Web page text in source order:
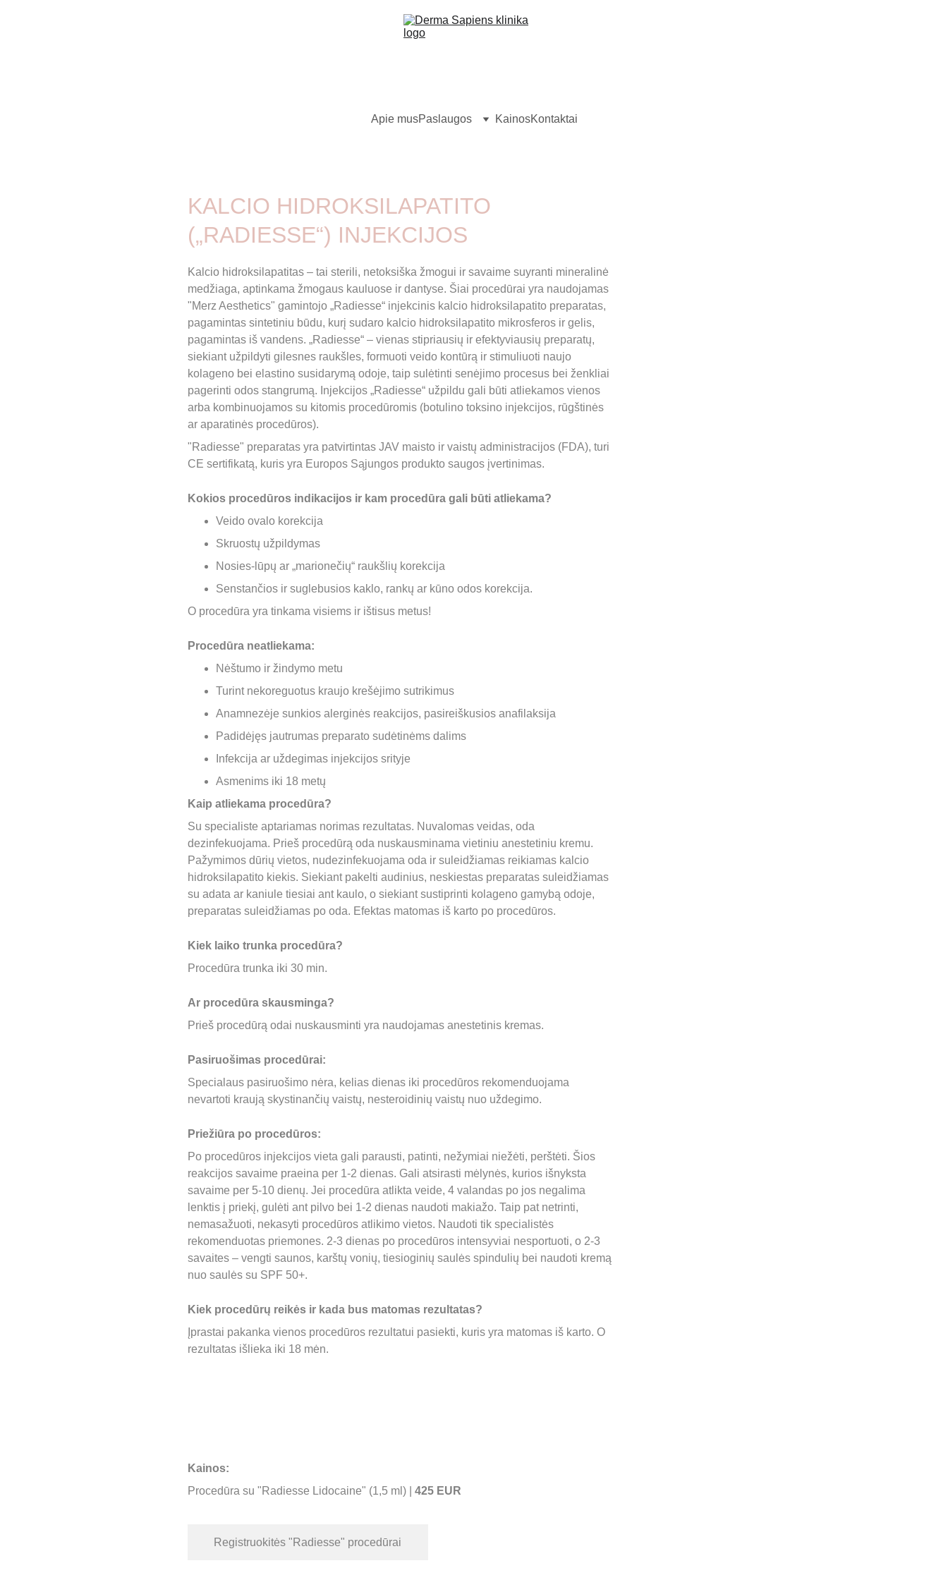
Apie musPaslaugos KainosKontaktai
KALCIO HIDROKSILAPATITO
(„RADIESSE“) INJEKCIJOS
Kalcio hidroksilapatitas – tai sterili, netoksiška žmogui ir savaime suyranti mineralinė
medžiaga, aptinkama žmogaus kauluose ir dantyse. Šiai procedūrai yra naudojamas
"Merz Aesthetics" gamintojo „Radiesse“ injekcinis kalcio hidroksilapatito preparatas,
pagamintas sintetiniu būdu, kurį sudaro kalcio hidroksilapatito mikrosferos ir gelis,
pagamintas iš vandens. „Radiesse“ – vienas stipriausių ir efektyviausių preparatų,
siekiant užpildyti gilesnes raukšles, formuoti veido kontūrą ir stimuliuoti naujo
kolageno bei elastino susidarymą odoje, taip sulėtinti senėjimo procesus bei ženkliai
pagerinti odos stangrumą. Injekcijos „Radiesse“ užpildu gali būti atliekamos vienos
arba kombinuojamos su kitomis procedūromis (botulino toksino injekcijos, rūgštinės
ar aparatinės procedūros).
"Radiesse" preparatas yra patvirtintas JAV maisto ir vaistų administracijos (FDA), turi
CE sertifikatą, kuris yra Europos Sąjungos produkto saugos įvertinimas.
Kokios procedūros indikacijos ir kam procedūra gali būti atliekama?
Veido ovalo korekcija
Skruostų užpildymas
Nosies-lūpų ar „marionečių“ raukšlių korekcija
Senstančios ir suglebusios kaklo, rankų ar kūno odos korekcija.
O procedūra yra tinkama visiems ir ištisus metus!
Procedūra neatliekama:
Nėštumo ir žindymo metu
Turint nekoreguotus kraujo krešėjimo sutrikimus
Anamnezėje sunkios alerginės reakcijos, pasireiškusios anafilaksija
Padidėjęs jautrumas preparato sudėtinėms dalims
Infekcija ar uždegimas injekcijos srityje
Asmenims iki 18 metų
Kaip atliekama procedūra?
Su specialiste aptariamas norimas rezultatas. Nuvalomas veidas, oda
dezinfekuojama. Prieš procedūrą oda nuskausminama vietiniu anestetiniu kremu.
Pažymimos dūrių vietos, nudezinfekuojama oda ir suleidžiamas reikiamas kalcio
hidroksilapatito kiekis. Siekiant pakelti audinius, neskiestas preparatas suleidžiamas
su adata ar kaniule tiesiai ant kaulo, o siekiant sustiprinti kolageno gamybą odoje,
preparatas suleidžiamas po oda. Efektas matomas iš karto po procedūros.
Kiek laiko trunka procedūra?
Procedūra trunka iki 30 min.
Ar procedūra skausminga?
Prieš procedūrą odai nuskausminti yra naudojamas anestetinis kremas.
Pasiruošimas procedūrai:
Specialaus pasiruošimo nėra, kelias dienas iki procedūros rekomenduojama
nevartoti kraują skystinančių vaistų, nesteroidinių vaistų nuo uždegimo.
Priežiūra po procedūros:
Po procedūros injekcijos vieta gali parausti, patinti, nežymiai niežėti, perštėti. Šios
reakcijos savaime praeina per 1-2 dienas. Gali atsirasti mėlynės, kurios išnyksta
savaime per 5-10 dienų. Jei procedūra atlikta veide, 4 valandas po jos negalima
lenktis į priekį, gulėti ant pilvo bei 1-2 dienas naudoti makiažo. Taip pat netrinti,
nemasažuoti, nekasyti procedūros atlikimo vietos. Naudoti tik specialistės
rekomenduotas priemones. 2-3 dienas po procedūros intensyviai nesportuoti, o 2-3
savaites – vengti saunos, karštų vonių, tiesioginių saulės spindulių bei naudoti kremą
nuo saulės su SPF 50+.
Kiek procedūrų reikės ir kada bus matomas rezultatas?
Įprastai pakanka vienos procedūros rezultatui pasiekti, kuris yra matomas iš karto. O
rezultatas išlieka iki 18 mėn.
Registruokitės "Radiesse" procedūrai
Kainos:
Procedūra su "Radiesse Lidocaine" (1,5 ml) | 425 EUR